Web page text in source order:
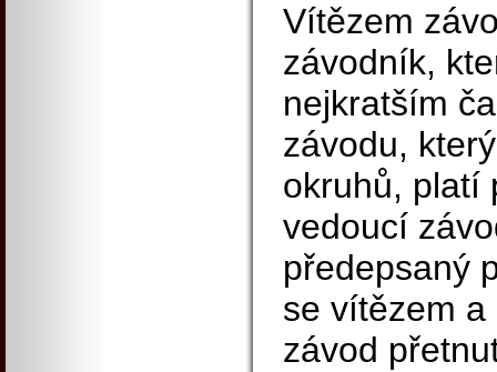
Vítězem
závodník,
nejkratším
závodu,
okruhů, platí
vedoucí
předepsaný
se vítězem
závod